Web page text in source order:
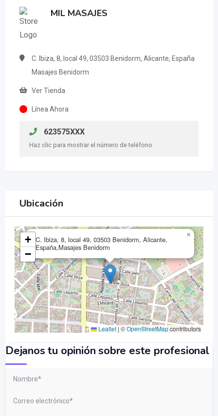
MIL MASAJES
C. Ibiza, 8, local 49, 03503 Benidorm, Alicante, España
Masajes Benidorm
Ver Tienda
Línea Ahora
623575XXX
Haz clic para mostrar el número de teléfono
Ubicación
C. Ibiza, 8, local 49, 03503 Benidorm, Alicante,
España,Masajes Benidorm
×
+
−
Leaflet |©OpenStreetMapcontributors
Dejanos tu opinión sobre este profesional